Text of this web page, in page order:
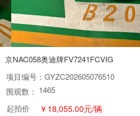
京NAC058奥迪牌FV7241FCVIG
项目编号： GYZC202605076510
围观数： 1465
起拍价 ￥18,055.00元/辆